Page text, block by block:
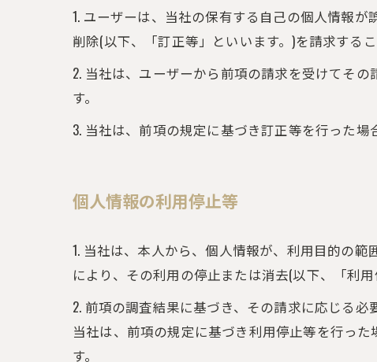
1. ユーザーは、当社の保有する自己の個人情報
削除(以下、「訂正等」といいます。)を請求するこ
2. 当社は、ユーザーから前項の請求を受けてそ
す。
3. 当社は、前項の規定に基づき訂正等を行った
個人情報の利用停止等
1. 当社は、本人から、個人情報が、利用目的の
により、その利用の停止または消去(以下、「利
2. 前項の調査結果に基づき、その請求に応じる
当社は、前項の規定に基づき利用停止等を行っ
す。